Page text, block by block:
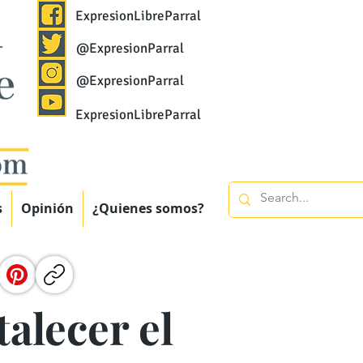
ExpresionLibreParral
@ExpresionParral
@ExpresionParral
ExpresionLibreParral
Opinión ¿Quienes somos?
el